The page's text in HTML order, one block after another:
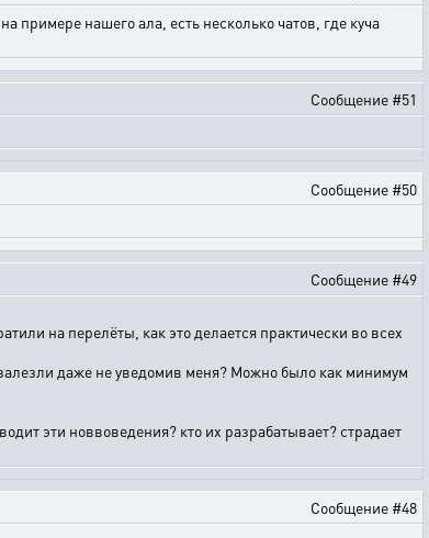
примере нашего ала, есть несколько чатов, где куча
Сообщение #51
Сообщение #50
Сообщение #49
на перелёты, как это делается практически во всех
даже не уведомив меня? Можно было как минимум
эти новвоведения? кто их разрабатывает? страдает
Сообщение #48